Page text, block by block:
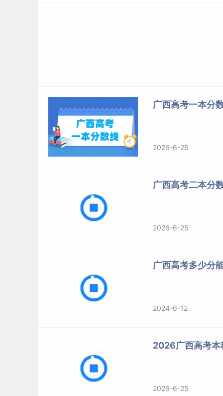
广西高考一本分
2026-6-25
广西高考二本分
2026-6-25
广西高考多少分
2024-6-12
2026广西高考本
2026-6-25